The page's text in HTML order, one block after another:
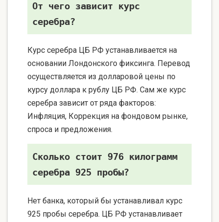
От чего зависит курс
серебра?
Курс серебра ЦБ РФ устанавливается на
основании Лондонского фиксинга. Перевод
осуществляется из долларовой цены по
курсу доллара к рублу ЦБ РФ. Сам же курс
серебра зависит от ряда факторов:
Инфляция, Коррекция на фондовом рынке,
спроса и предложения.
Сколько стоит 976 килограмм
серебра 925 пробы?
Нет банка, который бы устанавливал курс
925 пробы серебра. ЦБ РФ устанавливает